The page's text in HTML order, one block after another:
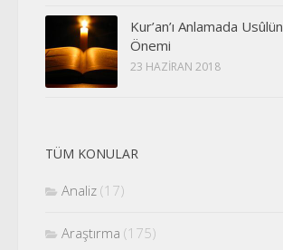
Kur’an’ı Anlamada Usûlün
Önemi
23 HAZIRAN 2018
TÜM KONULAR
Analiz (17)
Araştırma (175)